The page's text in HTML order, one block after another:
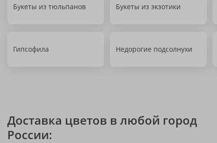
Букеты из тюльпанов Букеты из экзотики
Гипсофила Недорогие подсолнухи
Доставка цветов в любой город
России: